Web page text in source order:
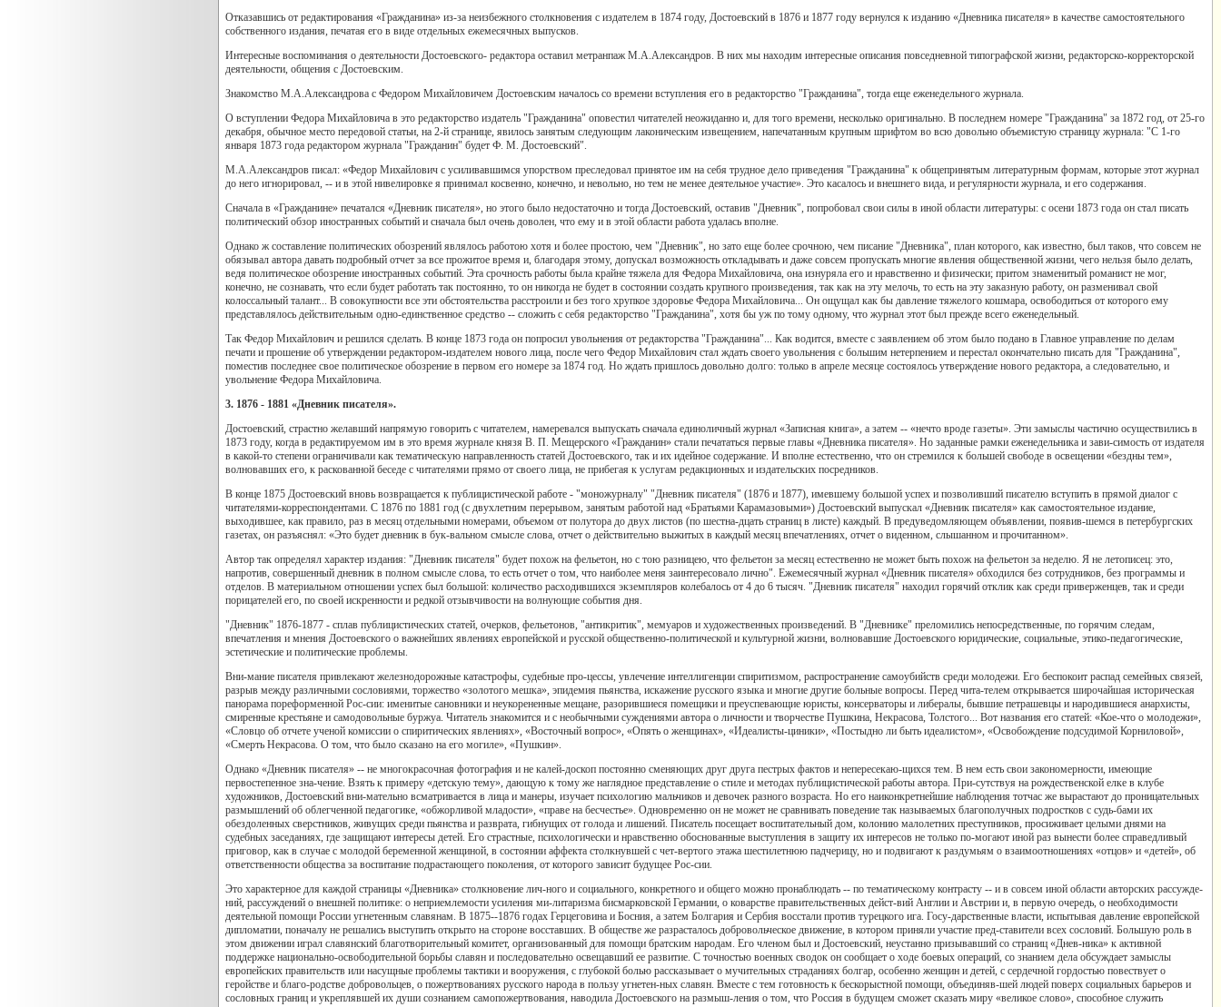
Отказавшись от редактирования «Гражданина» из-за неизбежного столкновения с издателем в 1874 году, Достоевский в 1876 и 1877 году вернулся к изданию «Дневника писателя» в качестве самостоятельного
собственного издания, печатая его в виде отдельных ежемесячных выпусков.
Интересные воспоминания о деятельности Достоевского- редактора оставил метранпаж М.А.Александров. В них мы находим интересные описания повседневной типографской жизни, редакторско-корректорской
деятельности, общения с Достоевским.
Знакомство М.А.Александрова с Федором Михайловичем Достоевским началось со времени вступления его в редакторство "Гражданина", тогда еще еженедельного журнала.
О вступлении Федора Михайловича в это редакторство издатель "Гражданина" оповестил читателей неожиданно и, для того времени, несколько оригинально. В последнем номере "Гражданина" за 1872 год, от 25-го
декабря, обычное место передовой статьи, на 2-й странице, явилось занятым следующим лаконическим извещением, напечатанным крупным шрифтом во всю довольно объемистую страницу журнала: "С 1-го
января 1873 года редактором журнала "Гражданин" будет Ф. М. Достоевский".
М.А.Александров писал: «Федор Михайлович с усиливавшимся упорством преследовал принятое им на себя трудное дело приведения "Гражданина" к общепринятым литературным формам, которые этот журнал
до него игнорировал, -- и в этой нивелировке я принимал косвенно, конечно, и невольно, но тем не менее деятельное участие». Это касалось и внешнего вида, и регулярности журнала, и его содержания.
Сначала в «Гражданине» печатался «Дневник писателя», но этого было недостаточно и тогда Достоевский, оставив "Дневник", попробовал свои силы в иной области литературы: с осени 1873 года он стал писать
политический обзор иностранных событий и сначала был очень доволен, что ему и в этой области работа удалась вполне.
Однако ж составление политических обозрений являлось работою хотя и более простою, чем "Дневник", но зато еще более срочною, чем писание "Дневника", план которого, как известно, был таков, что совсем не
обязывал автора давать подробный отчет за все прожитое время и, благодаря этому, допускал возможность откладывать и даже совсем пропускать многие явления общественной жизни, чего нельзя было делать,
ведя политическое обозрение иностранных событий. Эта срочность работы была крайне тяжела для Федора Михайловича, она изнуряла его и нравственно и физически; притом знаменитый романист не мог,
конечно, не сознавать, что если будет работать так постоянно, то он никогда не будет в состоянии создать крупного произведения, так как на эту мелочь, то есть на эту заказную работу, он разменивал свой
колоссальный талант... В совокупности все эти обстоятельства расстроили и без того хрупкое здоровье Федора Михайловича... Он ощущал как бы давление тяжелого кошмара, освободиться от которого ему
представлялось действительным одно-единственное средство -- сложить с себя редакторство "Гражданина", хотя бы уж по тому одному, что журнал этот был прежде всего еженедельный.
Так Федор Михайлович и решился сделать. В конце 1873 года он попросил увольнения от редакторства "Гражданина"... Как водится, вместе с заявлением об этом было подано в Главное управление по делам
печати и прошение об утверждении редактором-издателем нового лица, после чего Федор Михайлович стал ждать своего увольнения с большим нетерпением и перестал окончательно писать для "Гражданина",
поместив последнее свое политическое обозрение в первом его номере за 1874 год. Но ждать пришлось довольно долго: только в апреле месяце состоялось утверждение нового редактора, а следовательно, и
увольнение Федора Михайловича.
3. 1876 - 1881 «Дневник писателя».
Достоевский, страстно желавший напрямую говорить с читателем, намеревался выпускать сначала единоличный журнал «Записная книга», а затем -- «нечто вроде газеты». Эти замыслы частично осуществились в
1873 году, когда в редактируемом им в это время журнале князя В. П. Мещерского «Гражданин» стали печататься первые главы «Дневника писателя». Но заданные рамки еженедельника и зави-симость от издателя
в какой-то степени ограничивали как тематическую направленность статей Достоевского, так и их идейное содержание. И вполне естественно, что он стремился к большей свободе в освещении «бездны тем»,
волновавших его, к раскованной беседе с читателями прямо от своего лица, не прибегая к услугам редакционных и издательских посредников.
В конце 1875 Достоевский вновь возвращается к публицистической работе - "моножурналу" "Дневник писателя" (1876 и 1877), имевшему большой успех и позволивший писателю вступить в прямой диалог с
читателями-корреспондентами. С 1876 по 1881 год (с двухлетним перерывом, занятым работой над «Братьями Карамазовыми») Достоевский выпускал «Дневник писателя» как самостоятельное издание,
выходившее, как правило, раз в месяц отдельными номерами, объемом от полутора до двух листов (по шестна-дцать страниц в листе) каждый. В предуведомляющем объявлении, появив-шемся в петербургских
газетах, он разъяснял: «Это будет дневник в бук-вальном смысле слова, отчет о действительно выжитых в каждый месяц впечатлениях, отчет о виденном, слышанном и прочитанном».
Автор так определял характер издания: "Дневник писателя" будет похож на фельетон, но с тою разницею, что фельетон за месяц естественно не может быть похож на фельетон за неделю. Я не летописец: это,
напротив, совершенный дневник в полном смысле слова, то есть отчет о том, что наиболее меня заинтересовало лично". Ежемесячный журнал «Дневник писателя» обходился без сотрудников, без программы и
отделов. В материальном отношении успех был большой: количество расходившихся экземпляров колебалось от 4 до 6 тысяч. "Дневник писателя" находил горячий отклик как среди приверженцев, так и среди
порицателей его, по своей искренности и редкой отзывчивости на волнующие события дня.
"Дневник" 1876-1877 - сплав публицистических статей, очерков, фельетонов, "антикритик", мемуаров и художественных произведений. В "Дневнике" преломились непосредственные, по горячим следам,
впечатления и мнения Достоевского о важнейших явлениях европейской и русской общественно-политической и культурной жизни, волновавшие Достоевского юридические, социальные, этико-педагогические,
эстетические и политические проблемы.
Вни-мание писателя привлекают железнодорожные катастрофы, судебные про-цессы, увлечение интеллигенции спиритизмом, распространение самоубийств среди молодежи. Его беспокоит распад семейных связей,
разрыв между различными сословиями, торжество «золотого мешка», эпидемия пьянства, искажение русского языка и многие другие больные вопросы. Перед чита-телем открывается широчайшая историческая
панорама пореформенной Рос-сии: именитые сановники и неукорененные мещане, разорившиеся помещики и преуспевающие юристы, консерваторы и либералы, бывшие петрашевцы и народившиеся анархисты,
смиренные крестьяне и самодовольные буржуа. Читатель знакомится и с необычными суждениями автора о личности и творчестве Пушкина, Некрасова, Толстого... Вот названия его статей: «Кое-что о молодежи»,
«Словцо об отчете ученой комиссии о спиритических явлениях», «Восточный вопрос», «Опять о женщинах», «Идеалисты-циники», «Постыдно ли быть идеалистом», «Освобождение подсудимой Корниловой»,
«Смерть Некрасова. О том, что было сказано на его могиле», «Пушкин».
Однако «Дневник писателя» -- не многокрасочная фотография и не калей-доскоп постоянно сменяющих друг друга пестрых фактов и непересекаю-щихся тем. В нем есть свои закономерности, имеющие
первостепенное зна-чение. Взять к примеру «детскую тему», дающую к тому же наглядное представление о стиле и методах публицистической работы автора. При-сутствуя на рождественской елке в клубе
художников, Достоевский вни-мательно всматривается в лица и манеры, изучает психологию мальчиков и девочек разного возраста. Но его наиконкретнейшие наблюдения тотчас же вырастают до проницательных
размышлений об облегченной педагогике, «обжорливой младости», «праве на бесчестье». Одновременно он не может не сравнивать поведение так называемых благополучных подростков с судь-бами их
обездоленных сверстников, живущих среди пьянства и разврата, гибнущих от голода и лишений. Писатель посещает воспитательный дом, колонию малолетних преступников, просиживает целыми днями на
судебных заседаниях, где защищают интересы детей. Его страстные, психологически и нравственно обоснованные выступления в защиту их интересов не только по-могают иной раз вынести более справедливый
приговор, как в случае с молодой беременной женщиной, в состоянии аффекта столкнувшей с чет-вертого этажа шестилетнюю падчерицу, но и подвигают к раздумьям о взаимоотношениях «отцов» и «детей», об
ответственности общества за воспитание подрастающего поколения, от которого зависит будущее Рос-сии.
Это характерное для каждой страницы «Дневника» столкновение лич-ного и социального, конкретного и общего можно пронаблюдать -- по тематическому контрасту -- и в совсем иной области авторских рассужде-
ний, рассуждений о внешней политике: о неприемлемости усиления ми-литаризма бисмарковской Германии, о коварстве правительственных дейст-вий Англии и Австрии и, в первую очередь, о необходимости
деятельной помощи России угнетенным славянам. В 1875--1876 годах Герцеговина и Босния, а затем Болгария и Сербия восстали против турецкого ига. Госу-дарственные власти, испытывая давление европейской
дипломатии, поначалу не решались выступить открыто на стороне восставших. В обществе же разрасталось добровольческое движение, в котором приняли участие пред-ставители всех сословий. Большую роль в
этом движении играл славянский благотворительный комитет, организованный для помощи братским народам. Его членом был и Достоевский, неустанно призывавший со страниц «Днев-ника» к активной
поддержке национально-освободительной борьбы славян и последовательно освещавший ее развитие. С точностью военных сводок он сообщает о ходе боевых операций, со знанием дела обсуждает замыслы
европейских правительств или насущные проблемы тактики и вооружения, с глубокой болью рассказывает о мучительных страданиях болгар, особенно женщин и детей, с сердечной гордостью повествует о
геройстве и благо-родстве добровольцев, о пожертвованиях русского народа в пользу угнетен-ных славян. Вместе с тем готовность к бескорыстной помощи, объединяв-шей людей поверх социальных барьеров и
сословных границ и укреплявшей их души сознанием самопожертвования, наводила Достоевского на размыш-ления о том, что Россия в будущем сможет сказать миру «великое слово», способное служить